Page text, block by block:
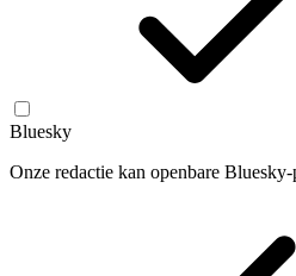
Bluesky
Onze redactie kan openbare